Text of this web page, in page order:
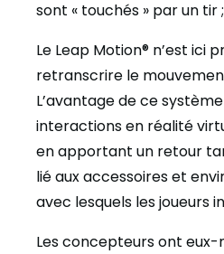
sont « touchés » par un tir
Le Leap Motion® n’est ici
retranscrire le
L’avantage de ce
interactions en réalité
en apportant un retour
lié aux accessoires et
avec lesquels les joueurs
Les concepteurs ont